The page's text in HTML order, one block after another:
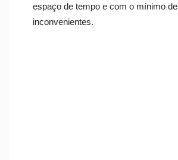
espaço de tempo e com o mínimo de
inconvenientes.